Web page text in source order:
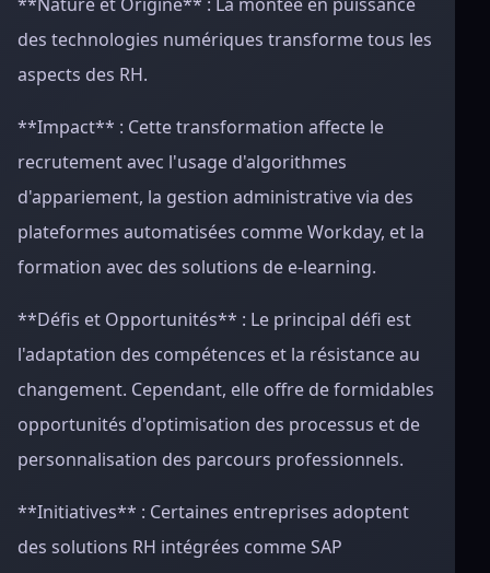
des technologies numériques transforme tous les
aspects des RH.
**Impact** : Cette transformation affecte le
recrutement avec l'usage d'algorithmes
d'appariement, la gestion administrative via des
plateformes automatisées comme Workday, et la
formation avec des solutions de e-learning.
**Défis et Opportunités** : Le principal défi est
l'adaptation des compétences et la résistance au
changement. Cependant, elle offre de formidables
opportunités d'optimisation des processus et de
personnalisation des parcours professionnels.
**Initiatives** : Certaines entreprises adoptent
des solutions RH intégrées comme SAP